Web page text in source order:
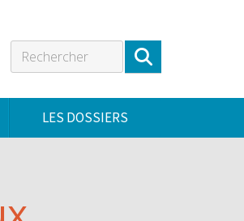
LES DOSSIERS